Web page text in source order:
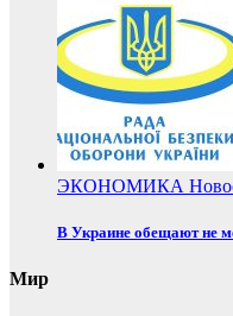
ЭКОНОМИКА
В Украине обещают не
Мир